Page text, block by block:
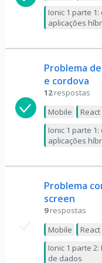
Ionic 1 parte
aplicações
Problema
e cordova
12 respostas
Mobile
Ionic 1 parte
aplicações
Problema
screen
9 respostas
Mobile
Ionic 1 parte
de dados